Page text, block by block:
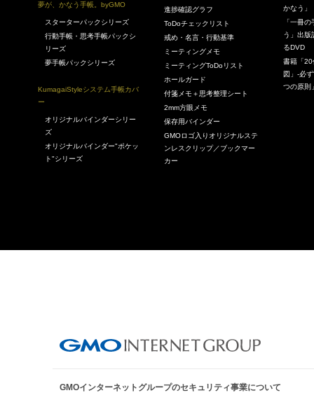
夢が、かなう手帳。byGMO
スターターパックシリーズ
行動手帳・思考手帳パックシ
リーズ
夢手帳パックシリーズ
KumagaiStyleシステム手帳カバ
ー
オリジナルバインダーシリー
ズ
オリジナルバインダー"ポケッ
ト"シリーズ
進捗確認グラフ
ToDoチェックリスト
戒め・名言・行動基準
ミーティングメモ
ミーティングToDoリスト
ホールガード
付箋メモ＋思考整理シート
2mm方眼メモ
保存用バインダー
GMOロゴ入りオリジナルステ
ンレスクリップ／ブックマー
カー
かなう」
「一冊
う」出
るDVD
書籍「
図」-必
つの原則
GMOインターネットグループのセキュリティ事業について